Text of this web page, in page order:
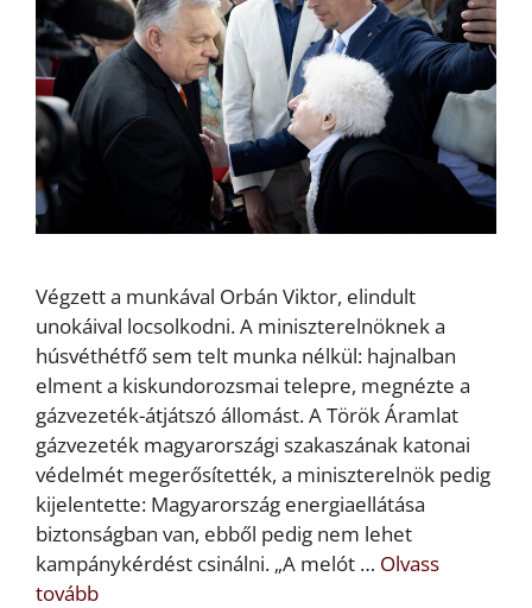
Végzett a munkával Orbán Viktor, elindult
unokáival locsolkodni. A miniszterelnöknek a
húsvéthétfő sem telt munka nélkül: hajnalban
elment a kiskundorozsmai telepre, megnézte a
gázvezeték-átjátszó állomást. A Török Áramlat
gázvezeték magyarországi szakaszának katonai
védelmét megerősítették, a miniszterelnök pedig
kijelentette: Magyarország energiaellátása
biztonságban van, ebből pedig nem lehet
kampánykérdést csinálni. „A melót … Olvass
tovább